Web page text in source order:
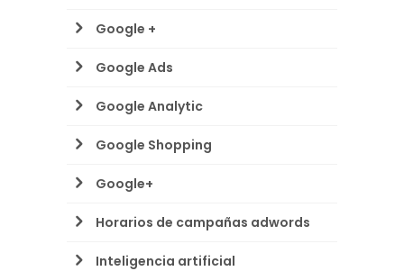
Google +
Google Ads
Google Analytic
Google Shopping
Google+
Horarios de campañas adwords
Inteligencia artificial